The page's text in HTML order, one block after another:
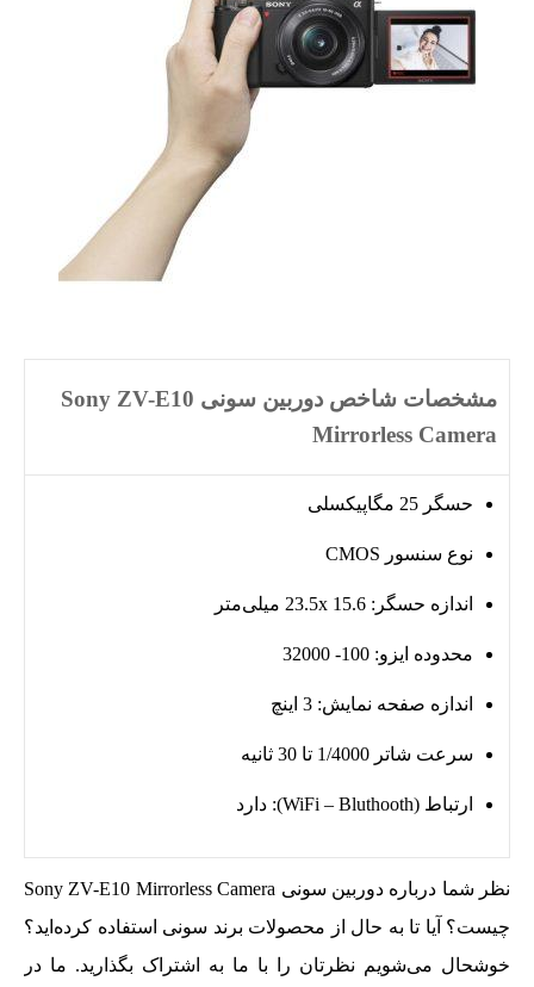
مشخصات شاخص دوربین سونی Sony ZV-E10
Mirrorless Camera
حسگر 25 مگاپیکسلی
نوع سنسور CMOS
اندازه حسگر: 23.5x 15.6 میلی‌متر
محدوده ایزو: 100- 32000
اندازه صفحه نمایش: 3 اینچ
سرعت شاتر 1/4000 تا 30 ثانیه
ارتباط (WiFi – Bluthooth): دارد
نظر شما درباره دوربین سونی Sony ZV-E10 Mirrorless Camera
چیست؟ آیا تا به حال از محصولات برند سونی استفاده کرده‌اید؟
خوشحال می‌شویم نظرتان را با ما به اشتراک بگذارید. ما در